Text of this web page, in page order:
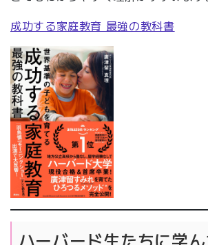
成功する家庭教育 最強の教科書
ハーバード生たちに学